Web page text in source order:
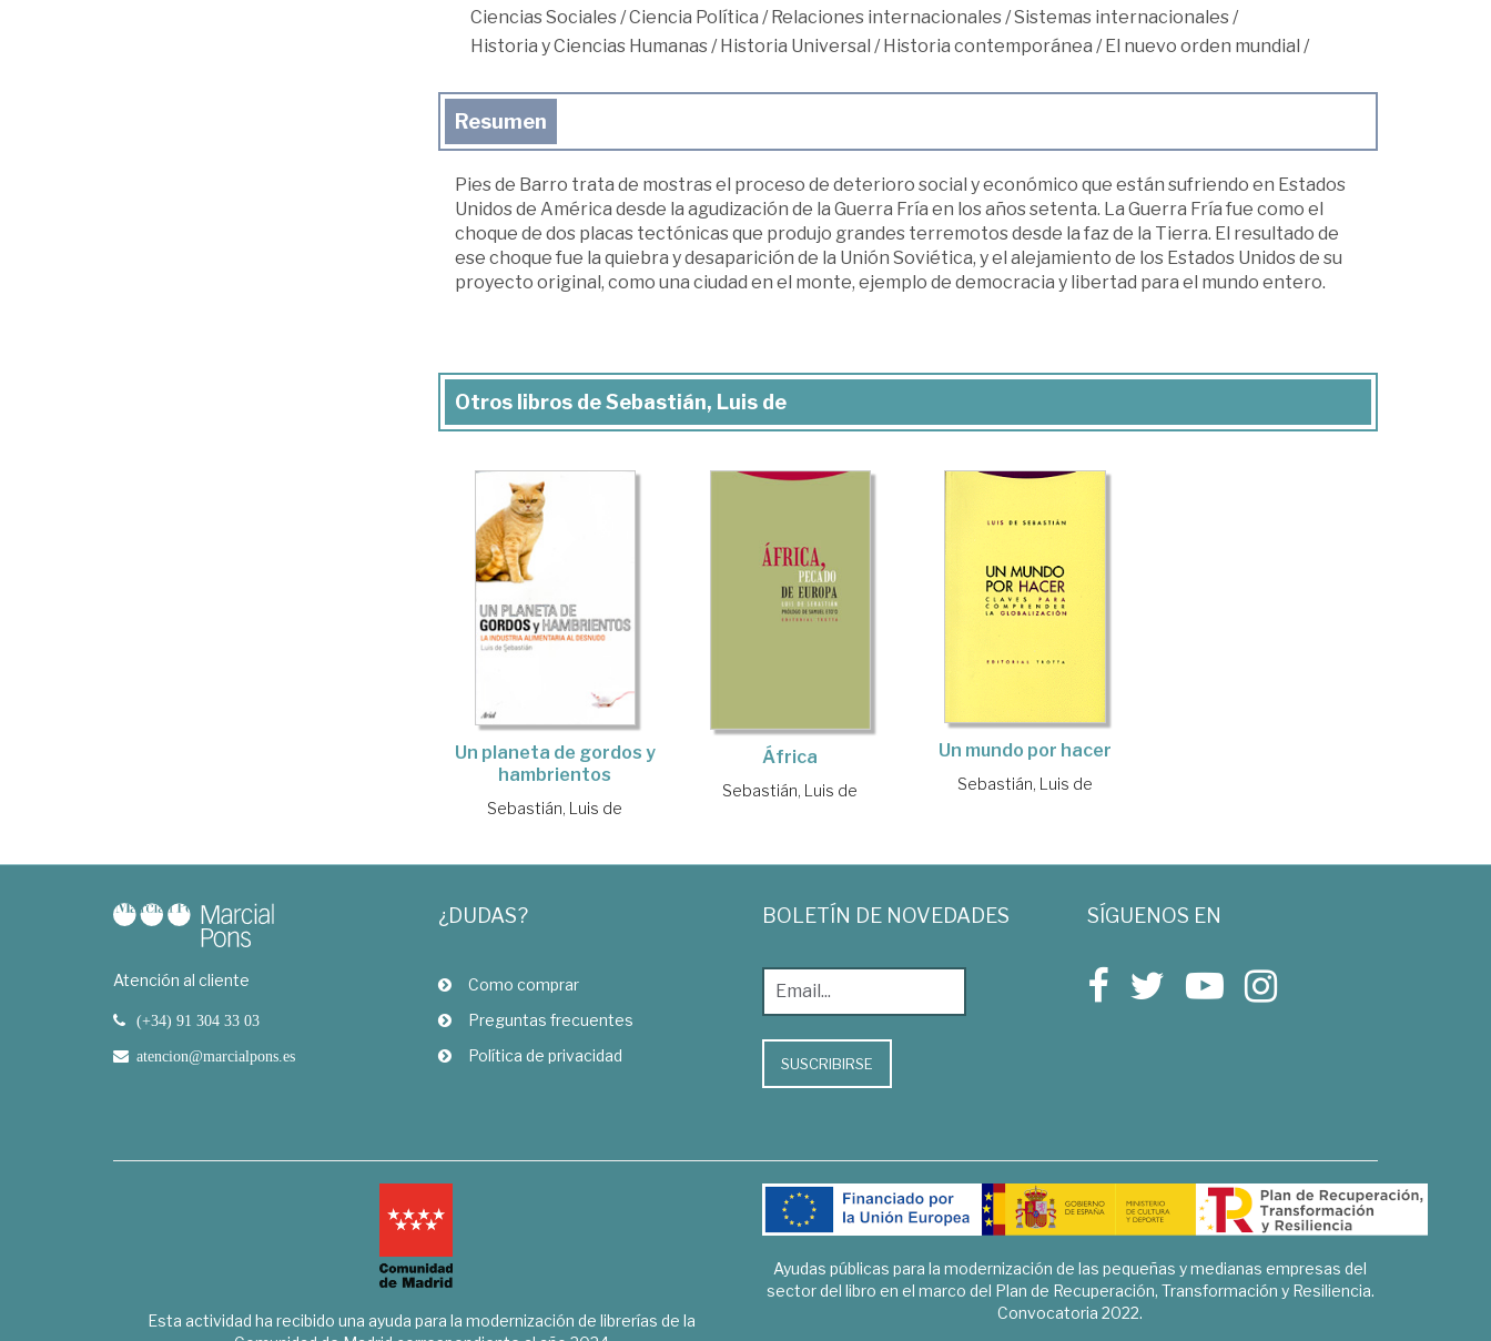
Ciencias Sociales/Ciencia Política /Relaciones internacionales/Sistemas internacionales/
Historia y Ciencias Humanas/Historia Universal /Historia contemporánea /El nuevo orden mundial /
Resumen
Pies de Barro trata de mostras el proceso de deterioro social y económico que están sufriendo en Estados
Unidos de América desde la agudización de la Guerra Fría en los años setenta. La Guerra Fría fue como el
choque de dos placas tectónicas que produjo grandes terremotos desde la faz de la Tierra. El resultado de
ese choque fue la quiebra y desaparición de la Unión Soviética, y el alejamiento de los Estados Unidos de su
proyecto original, como una ciudad en el monte, ejemplo de democracia y libertad para el mundo entero.
Otros libros de Sebastián, Luis de
Un planeta de gordos y
hambrientos
Sebastián, Luis de
África
Sebastián, Luis de
Un mundo por hacer
Sebastián, Luis de
Atención al cliente
(+34) 91 304 33 03
atencion@marcialpons.es
¿DUDAS?
Como comprar
Preguntas frecuentes
Política de privacidad
BOLETÍN DE NOVEDADES
SUSCRIBIRSE
SÍGUENOS EN
Esta actividad ha recibido una ayuda para la modernización de librerías de la
Ayudas públicas para la modernización de las pequeñas y medianas empresas del
sector del libro en el marco del Plan de Recuperación, Transformación y Resiliencia.
Convocatoria 2022.